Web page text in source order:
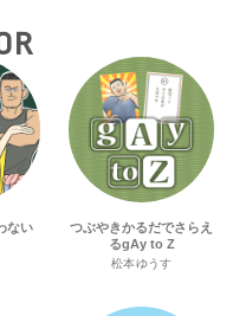
ない
つぶやきかるだでさらえ
るgAy to Z
松本ゆうす